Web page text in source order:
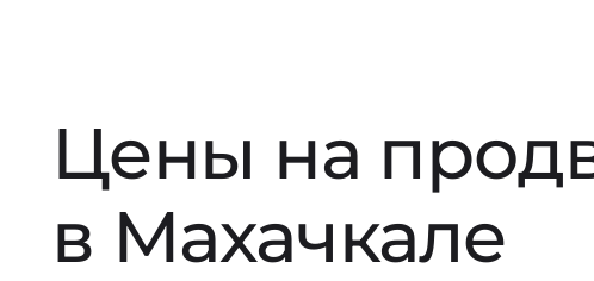
Цены на
в Махачкале